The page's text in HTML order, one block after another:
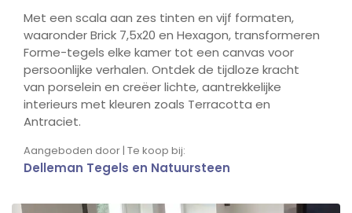
Met een scala aan zes tinten en vijf formaten,
waaronder Brick 7,5x20 en Hexagon, transformeren
Forme-tegels elke kamer tot een canvas voor
persoonlijke verhalen. Ontdek de tijdloze kracht
van porselein en creëer lichte, aantrekkelijke
interieurs met kleuren zoals Terracotta en
Antraciet.
Aangeboden door | Te koop bij:
Delleman Tegels en Natuursteen